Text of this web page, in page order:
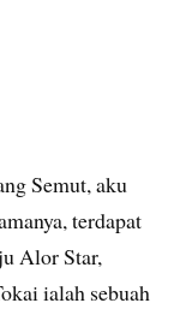
Semut, aku
terdapat
Alor Star,
ialah sebuah